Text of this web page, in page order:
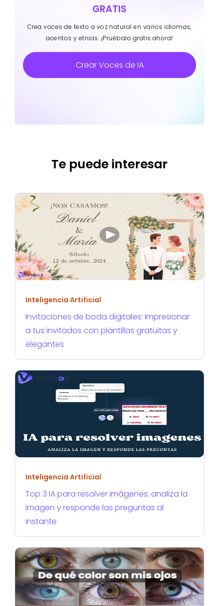
GRATIS
Crea voces de texto a voz natural en varios idiomas,
acentos y etnias. ¡Pruébalo gratis ahora!
Crear Voces de IA
Te puede interesar
Inteligencia Artificial
Invitaciones de boda digitales: Impresionar
a tus invitados con plantillas gratuitas y
elegantes
Inteligencia Artificial
Top 3 IA para resolver imágenes: analiza la
imagen y responde las preguntas al
instante